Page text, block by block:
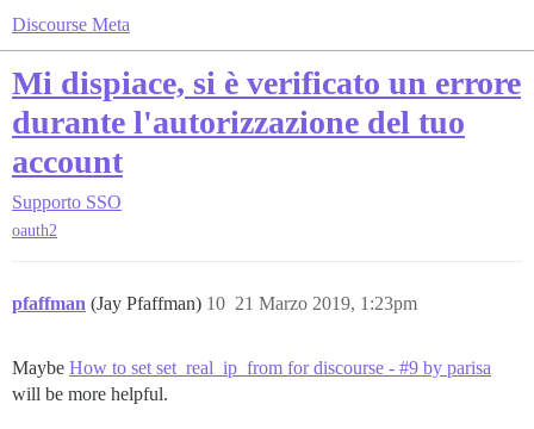
Discourse Meta
Mi dispiace, si è verificato un errore
durante l'autorizzazione del tuo
account
Supporto SSO
oauth2
pfaffman (Jay Pfaffman) 21 Marzo 2019, 1:23pm
10
Maybe How to set set_real_ip_from for discourse - #9 by parisa
will be more helpful.